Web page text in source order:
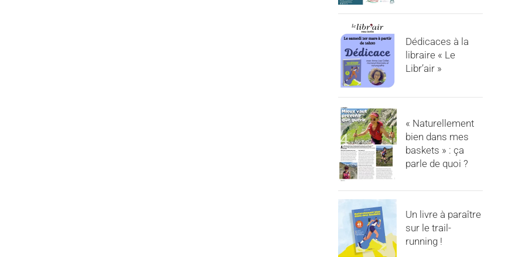
Dédicaces à la
libraire « Le
Libr’air »
« Naturellement
bien dans mes
baskets » : ça
parle de quoi ?
Un livre à paraître
sur le trail-
running !